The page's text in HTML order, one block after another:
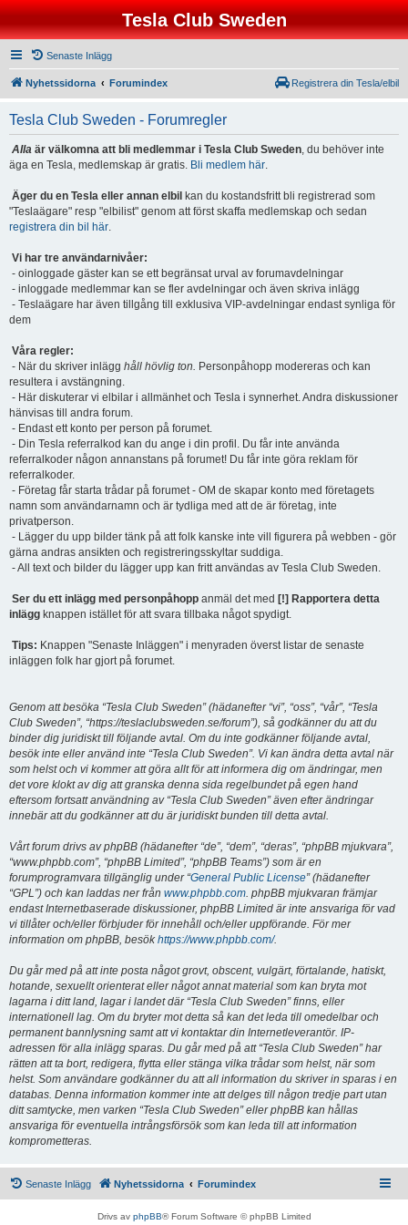
Tesla Club Sweden
Senaste Inlägg
Nyhetssidorna Forumindex Registrera din Tesla/elbil
Tesla Club Sweden - Forumregler
Alla är välkomna att bli medlemmar i Tesla Club Sweden, du behöver inte
äga en Tesla, medlemskap är gratis. Bli medlem här.
Äger du en Tesla eller annan elbil kan du kostandsfritt bli registrerad som
"Teslaägare" resp "elbilist" genom att först skaffa medlemskap och sedan
registrera din bil här.
Vi har tre användarnivåer:
- oinloggade gäster kan se ett begränsat urval av forumavdelningar
- inloggade medlemmar kan se fler avdelningar och även skriva inlägg
- Teslaägare har även tillgång till exklusiva VIP-avdelningar endast synliga för
dem
Våra regler:
- När du skriver inlägg håll hövlig ton. Personpåhopp modereras och kan
resultera i avstängning.
- Här diskuterar vi elbilar i allmänhet och Tesla i synnerhet. Andra diskussioner
hänvisas till andra forum.
- Endast ett konto per person på forumet.
- Din Tesla referralkod kan du ange i din profil. Du får inte använda
referralkoder någon annanstans på forumet! Du får inte göra reklam för
referralkoder.
- Företag får starta trådar på forumet - OM de skapar konto med företagets
namn som användarnamn och är tydliga med att de är företag, inte
privatperson.
- Lägger du upp bilder tänk på att folk kanske inte vill figurera på webben - gör
gärna andras ansikten och registreringsskyltar suddiga.
- All text och bilder du lägger upp kan fritt användas av Tesla Club Sweden.
Ser du ett inlägg med personpåhopp anmäl det med [!] Rapportera detta
inlägg knappen istället för att svara tillbaka något spydigt.
Tips: Knappen "Senaste Inläggen" i menyraden överst listar de senaste
inläggen folk har gjort på forumet.
Genom att besöka “Tesla Club Sweden” (hädanefter “vi”, “oss”, “vår”, “Tesla
Club Sweden”, “https://teslaclubsweden.se/forum”), så godkänner du att du
binder dig juridiskt till följande avtal. Om du inte godkänner följande avtal,
besök inte eller använd inte “Tesla Club Sweden”. Vi kan ändra detta avtal när
som helst och vi kommer att göra allt för att informera dig om ändringar, men
det vore klokt av dig att granska denna sida regelbundet på egen hand
eftersom fortsatt användning av “Tesla Club Sweden” även efter ändringar
innebär att du godkänner att du är juridiskt bunden till detta avtal.
Vårt forum drivs av phpBB (hädanefter “de”, “dem”, “deras”, “phpBB mjukvara”,
“www.phpbb.com”, “phpBB Limited”, “phpBB Teams”) som är en
forumprogramvara tillgänglig under “General Public License” (hädanefter
“GPL”) och kan laddas ner från www.phpbb.com. phpBB mjukvaran främjar
endast Internetbaserade diskussioner, phpBB Limited är inte ansvariga för vad
vi tillåter och/eller förbjuder för innehåll och/eller uppförande. För mer
information om phpBB, besökhttps://www.phpbb.com/.
Du går med på att inte posta något grovt, obscent, vulgärt, förtalande, hatiskt,
hotande, sexuellt orienterat eller något annat material som kan bryta mot
lagarna i ditt land, lagar i landet där “Tesla Club Sweden” finns, eller
internationell lag. Om du bryter mot detta så kan det leda till omedelbar och
permanent bannlysning samt att vi kontaktar din Internetleverantör. IP-
adressen för alla inlägg sparas. Du går med på att “Tesla Club Sweden” har
rätten att ta bort, redigera, flytta eller stänga vilka trådar som helst, när som
helst. Som användare godkänner du att all information du skriver in sparas i en
databas. Denna information kommer inte att delges till någon tredje part utan
ditt samtycke, men varken “Tesla Club Sweden” eller phpBB kan hållas
ansvariga för eventuella intrångsförsök som kan leda till att information
komprometteras.
Senaste Inlägg Nyhetssidorna Forumindex
Drivs av phpBB® Forum Software © phpBB Limited